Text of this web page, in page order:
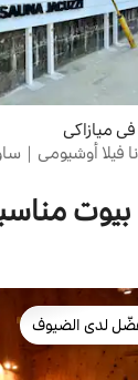
ميازاكي
فيلا أوشيومي｜
بيوت
لدى الضيوف
لدى الضيوف